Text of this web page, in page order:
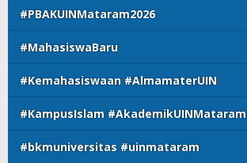
#PBAKUINMataram2026
#MahasiswaBaru
#Kemahasiswaan #AlmamaterUIN
#KampusIslam #AkademikUINMataram
#bkmuniversitas #uinmataram